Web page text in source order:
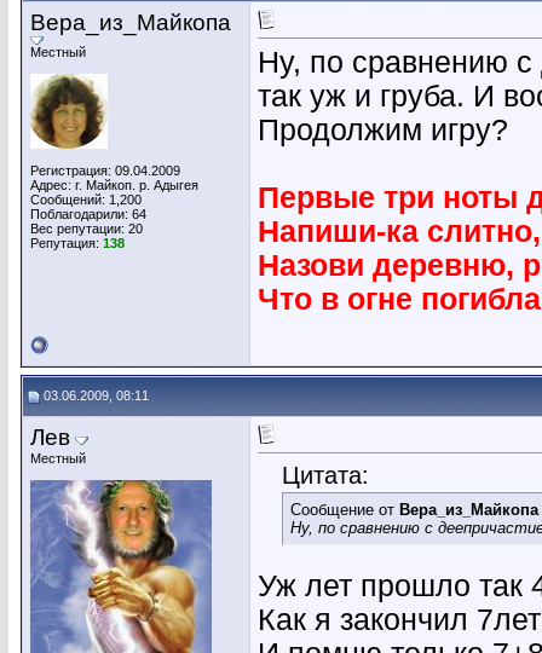
Вера_из_Майкопа
Местный
Регистрация: 09.04.2009
Адрес: г. Майкоп. р. Адыгея
Сообщений: 1,200
Поблагодарили: 64
Вес репутации: 20
Репутация: 138
Ну, по сравнению
так уж и груба. И
Продолжим игру?
Первые три ноты
Напиши-ка
Назови деревню,
Что в огне
03.06.2009, 08:11
Лев
Местный
Цитата:
Сообщение от Вера_из_Майкопа
Ну, по сравнению с
Уж лет прошло так
Как я закончил